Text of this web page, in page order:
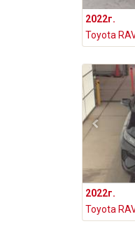
2022г.
Toyota
2022г.
Toyota